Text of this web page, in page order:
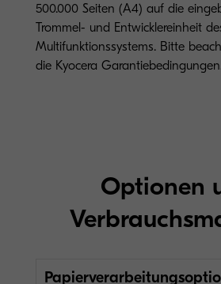
500.000 Seiten (A4) auf die
Trommel- und Entwicklereinheit
Multifunktionssystems. Bitte
die Kyocera
Optionen